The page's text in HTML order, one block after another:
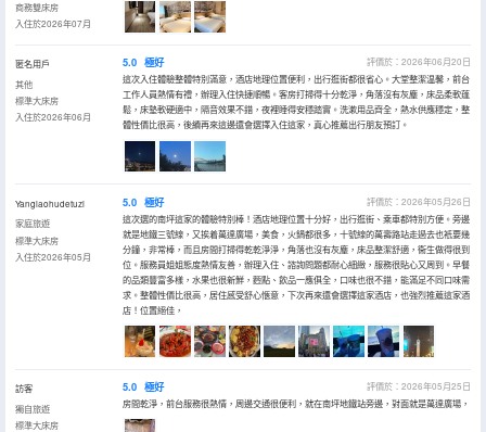
商務雙床房
入住於2026年07月
匿名用戶
其他
標準大床房
入住於2026年06月
5.0 極好
評價於：2026年06月20日
這次入住體驗整體特別滿意，酒店地理位置便利，出行逛街都很省心。大堂整潔温馨，前台
工作人員熱情有禮，辦理入住快捷順暢。客房打掃得十分乾淨，角落沒有灰塵，床品柔軟蓬
鬆，床墊軟硬適中，隔音效果不錯，夜裡睡得安穩踏實。洗漱用品齊全，熱水供應穩定，整
體性價比很高，後續再來這邊還會選擇入住這家，真心推薦出行朋友預訂。
Yanglaohudetuzi
家庭旅遊
標準大床房
入住於2026年05月
5.0 極好
評價於：2026年05月26日
這次選的南坪這家的體驗特別棒！酒店地理位置十分好，出行逛街、乘車都特別方便。旁邊
就是地鐵三號線，又挨着萬達廣場，美食，火鍋都很多，十號線的萬壽路站走過去也衹要幾
分鐘，非常棒，而且房間打掃得乾乾淨淨，角落也沒有灰塵，床品整潔舒適，衞生做得很到
位。服務員姐姐態度熱情友善，辦理入住、諮詢問題都耐心細緻，服務很貼心又周到。早餐
的品類豐富多樣，水果也很新鮮，麪點、飲品一應俱全，口味也很不錯，能滿足不同口味需
求。整體性價比很高，居住感受舒心愜意，下次再來還會選擇這家酒店，也強烈推薦這家酒
店！位置絕佳，
訪客
獨自旅遊
標準大床房
5.0 極好
評價於：2026年05月25日
房間乾淨，前台服務很熱情，周邊交通很便利，就在南坪地鐵站旁邊，對面就是萬達廣場，